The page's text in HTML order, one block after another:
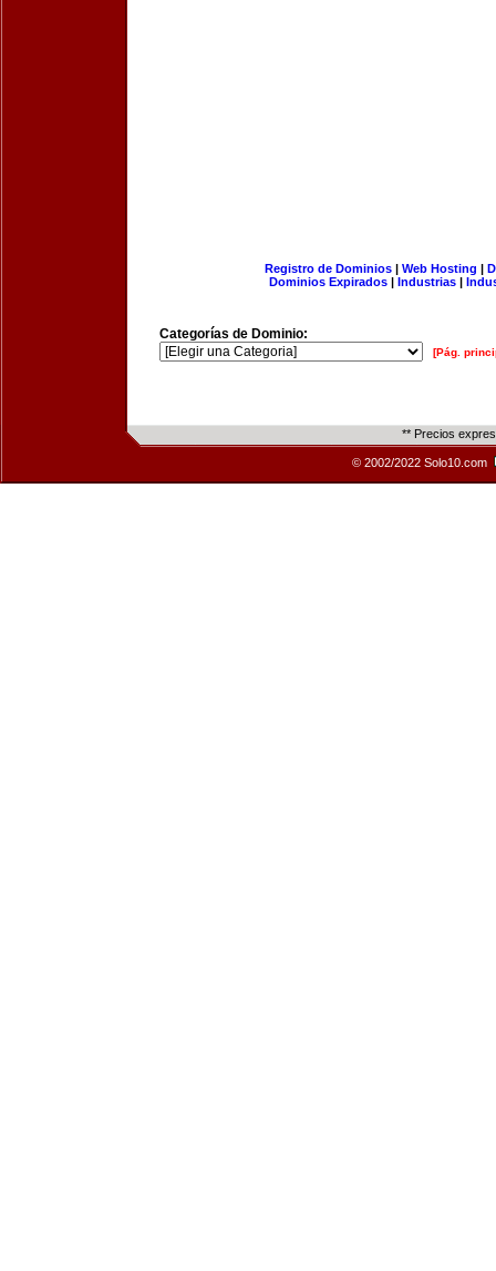
Registro de Dominios| Web Hosting |
Dominios Expirados | Industrias |
Categorías de Dominio:
[Pág.
** Precios
© 2002/2022 Solo10.com